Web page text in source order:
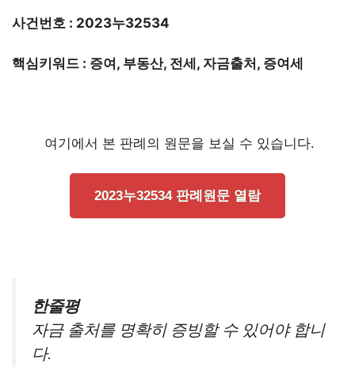
사건번호 : 2023누32534
핵심키워드 : 증여, 부동산, 전세, 자금출처, 증여세
여기에서 본 판례의 원문을 보실 수 있습니다.
2023누32534 판례원문 열람
한줄평
자금 출처를 명확히 증빙할 수 있어야 합니
다.